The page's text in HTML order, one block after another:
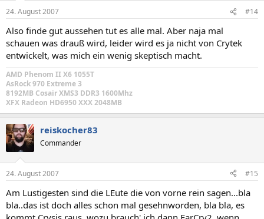
24. August 2007 #14
Also finde gut aussehen tut es alle mal. Aber naja mal
schauen was drauß wird, leider wird es ja nicht von Crytek
entwickelt, was mich ein wenig skeptisch macht.
AMD Phenom II X6 1055T
AsRock 970 Extreme 3
8192MB Cosair XMS3 DDR3 1600Mhz
XFX Radeon HD6950 XXX 2048MB
reiskocher83
Commander
24. August 2007 #15
Am Lustigesten sind die LEute die von vorne rein sagen...bla
bla..das ist doch alles schon mal gesehnworden, bla bla, es